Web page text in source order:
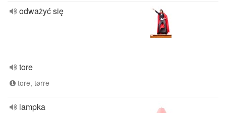
odważyć się
tore
tore, tørre
lampka